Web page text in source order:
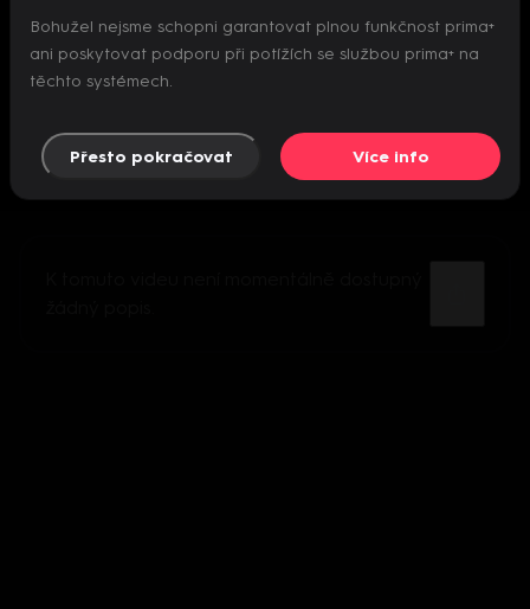
Nepodařilo se inicializovat přehrávač
Bohužel nejsme schopni garantovat plnou funkčnost prima+
ani poskytovat podporu při potížích se službou prima+ na
těchto systémech.
Přesto pokračovat Více info